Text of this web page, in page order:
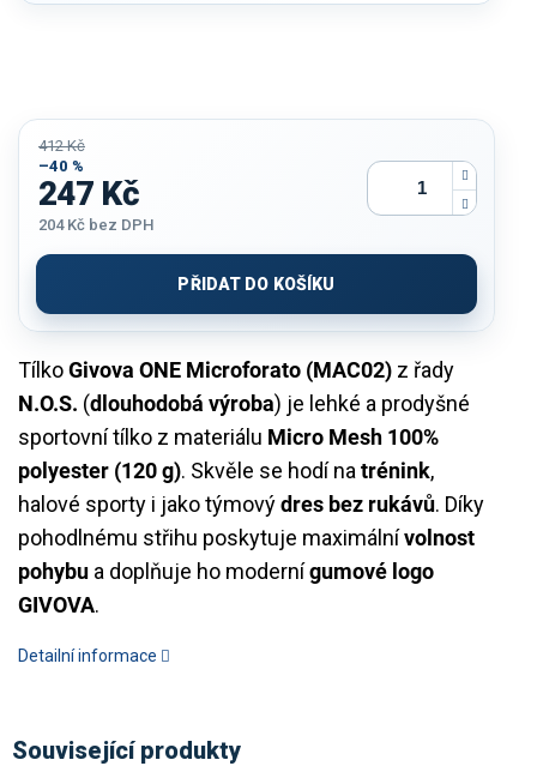
TílkoGivova ONE Microforato (MAC02) z řady
N.O.S. (dlouhodobá výroba) je lehké a prodyšné
sportovní tílko z materiálu Micro Mesh 100%
polyester (120 g). Skvěle se hodí na trénink,
halové sporty i jako týmovýdres bez rukávů. Díky
pohodlnému střihu poskytuje maximálnívolnost
pohybu a doplňuje ho modernígumové logo
GIVOVA.
Detailní informace
412 Kč
–40 %
247 Kč
204 Kč bez DPH
cena:
PŘIDAT DO KOŠÍKU
Související produkty